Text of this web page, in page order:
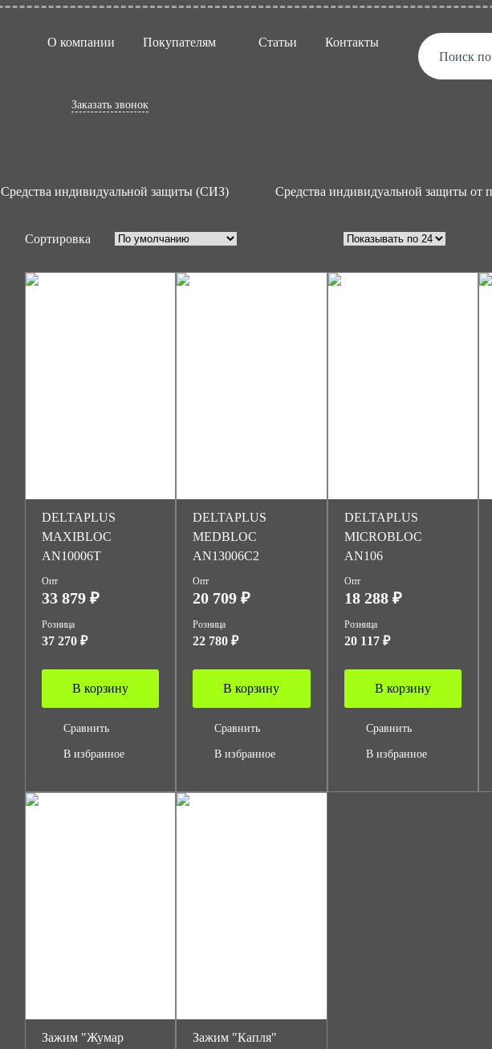
О компании Покупателям Статьи Контакты
Заказать звонок
Поиск по
на высоте
Средства индивидуальной защиты (СИЗ) Средства индивидуальной защиты от
Сортировка
DELTAPLUS
MAXIBLOC
AN10006T
Опт
33 879 ₽
Розница
37 270 ₽
В корзину
Сравнить
В избранное
DELTAPLUS
MEDBLOC
AN13006C2
Опт
20 709 ₽
Розница
22 780 ₽
В корзину
Сравнить
В избранное
DELTAPLUS
MICROBLOC
AN106
Опт
18 288 ₽
Розница
20 117 ₽
В корзину
Сравнить
В избранное
Зажим "Жумар
Зажим "Капля"